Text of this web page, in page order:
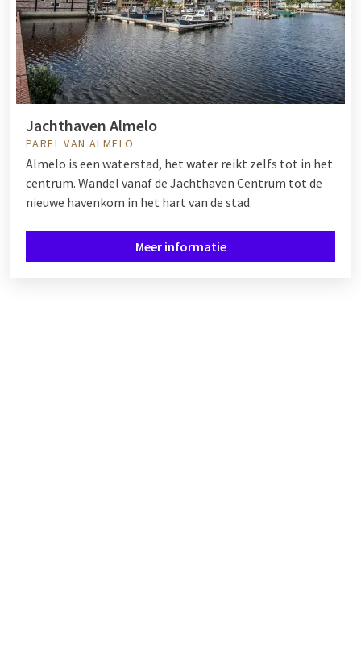
Jachthaven Almelo
PAREL VAN ALMELO
Almelo is een waterstad, het water reikt zelfs tot in het
centrum. Wandel vanaf de Jachthaven Centrum tot de
nieuwe havenkom in het hart van de stad.
Meer informatie